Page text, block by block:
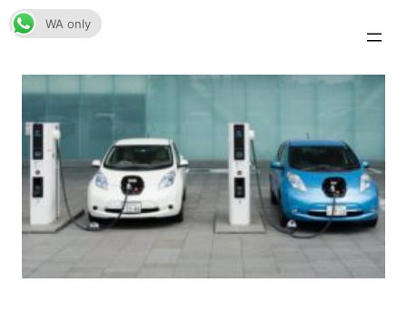
Skip
to
WA only